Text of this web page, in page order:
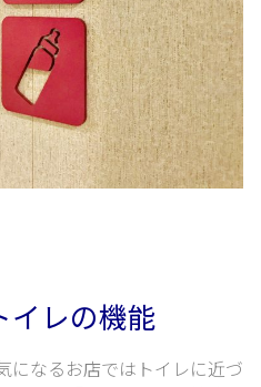
イレの機能
になるお店では トイレに近づ